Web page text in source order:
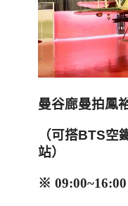
曼谷廊曼拍鳳
（可搭BTS空
站）
※ 09:00~16:00